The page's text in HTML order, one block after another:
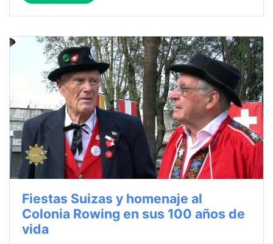
Fiestas Suizas y homenaje al
Colonia Rowing en sus 100 años de
vida